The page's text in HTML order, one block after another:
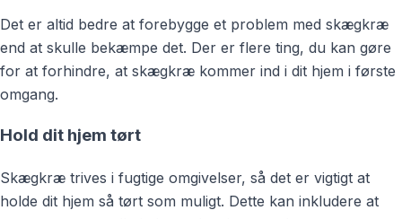
Det er altid bedre at forebygge et problem med skægkræ
end at skulle bekæmpe det. Der er flere ting, du kan gøre
for at forhindre, at skægkræ kommer ind i dit hjem i første
omgang.
Hold dit hjem tørt
Skægkræ trives i fugtige omgivelser, så det er vigtigt at
holde dit hjem så tørt som muligt. Dette kan inkludere at